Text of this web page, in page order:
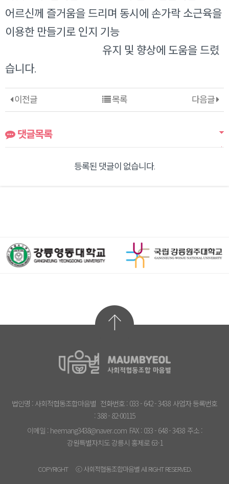
어르신께 즐거움을 드리며 동시에 손가락 소근육을
이용한 만들기로 인지 기능
유지 및 향상에 도움을 드렸
습니다.
이전글 다음글
목록
댓글목록
등록된 댓글이 없습니다.
법인명 : 사회적협동조합마음별 전화번호 : 033 - 642 - 3438 사업자 등록번호
: 388 - 82-00115
이메일 : heemang3438@naver.com FAX : 033 - 648 - 3438 주소 :
강원특별자치도 강릉시 홍제로 63-1
COPYRIGHT ⓒ 사회적협동조합마음별 All RIGHT RESERVED.